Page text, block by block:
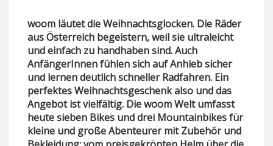
woom läutet die Weihnachtsglocken. Die Räder
aus Österreich begeistern, weil sie ultraleicht
und einfach zu handhaben sind. Auch
AnfängerInnen fühlen sich auf Anhieb sicher
und lernen deutlich schneller Radfahren. Ein
perfektes Weihnachtsgeschenk also und das
Angebot ist vielfältig. Die woom Welt umfasst
heute sieben Bikes und drei Mountainbikes für
kleine und große Abenteurer mit Zubehör und